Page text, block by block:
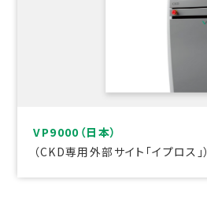
VP9000（日本）
（CKD専用外部サイト「イプロス」）